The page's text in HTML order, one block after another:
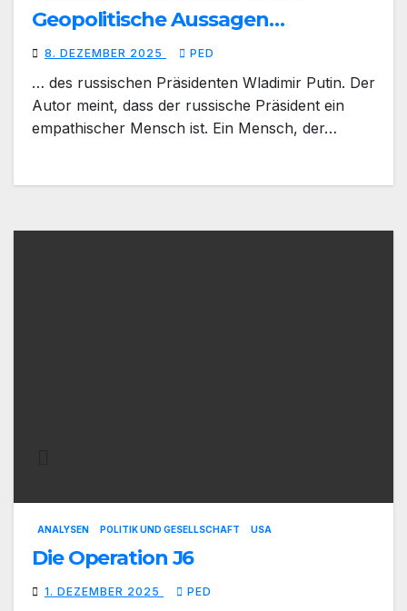
Geopolitische Aussagen…
8. DEZEMBER 2025 PED
… des russischen Präsidenten Wladimir Putin. Der
Autor meint, dass der russische Präsident ein
empathischer Mensch ist. Ein Mensch, der…
ANALYSEN POLITIK UND GESELLSCHAFT USA
Die Operation J6
1. DEZEMBER 2025 PED